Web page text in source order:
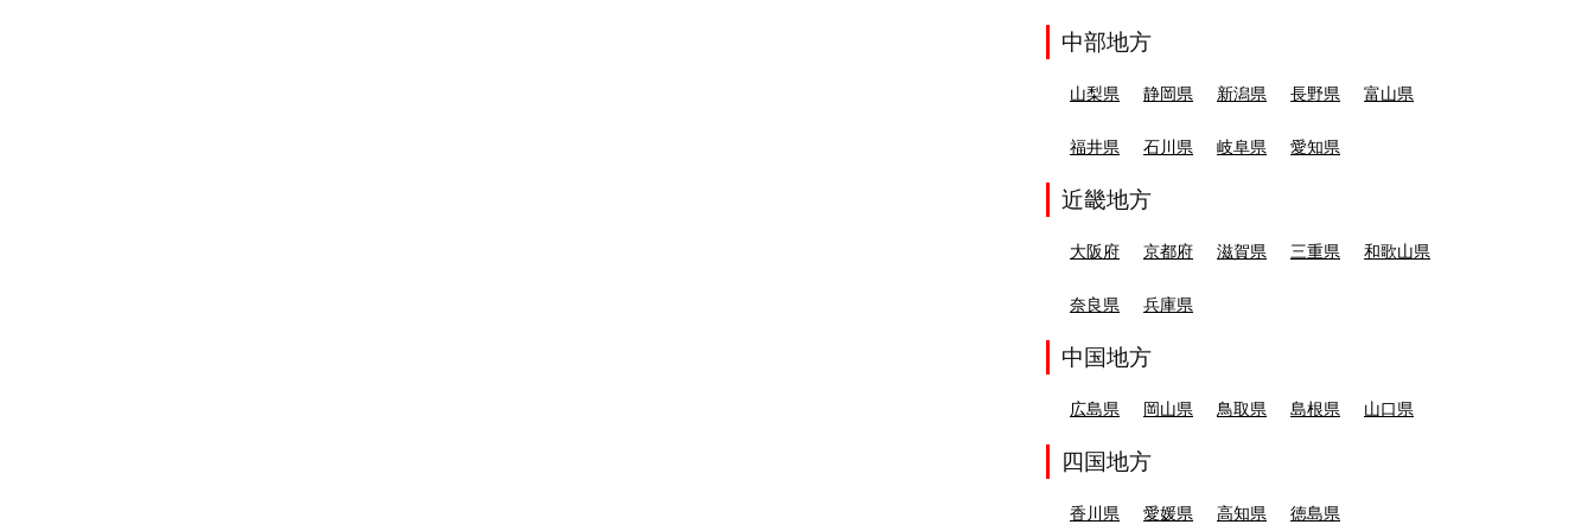
中部地方
山梨県 静岡県 新潟県 長野県 富山県
福井県 石川県 岐阜県 愛知県
近畿地方
大阪府 京都府 滋賀県 三重県 和歌山県
奈良県 兵庫県
中国地方
広島県 岡山県 鳥取県 島根県 山口県
四国地方
香川県 愛媛県 高知県 徳島県